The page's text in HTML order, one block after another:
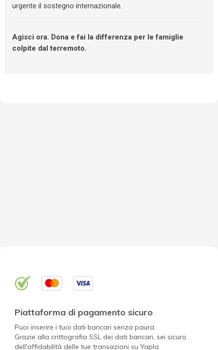
urgente il sostegno internazionale.
Agisci ora. Dona e fai la differenza per le famiglie
colpite dal terremoto.
Piattaforma di pagamento sicuro
Puoi inserire i tuoi dati bancari senza paura.
Grazie alla crittografia SSL dei dati bancari, sei sicuro
dell'affidabilità delle tue transazioni su Yapla.